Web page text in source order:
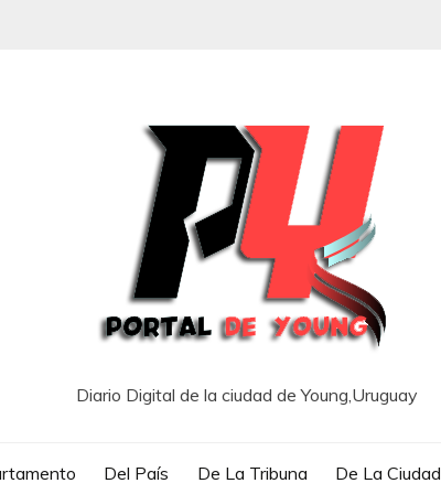
Diario Digital de la ciudad de Young,Uruguay
Del País De La Tribuna De La Ciudad